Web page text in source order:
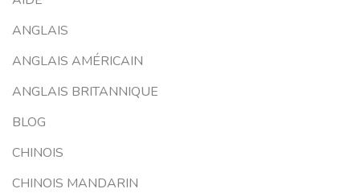
ANGLAIS
ANGLAIS AMÉRICAIN
ANGLAIS BRITANNIQUE
BLOG
CHINOIS
CHINOIS MANDARIN